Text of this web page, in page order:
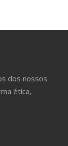
dos nossos
ética,